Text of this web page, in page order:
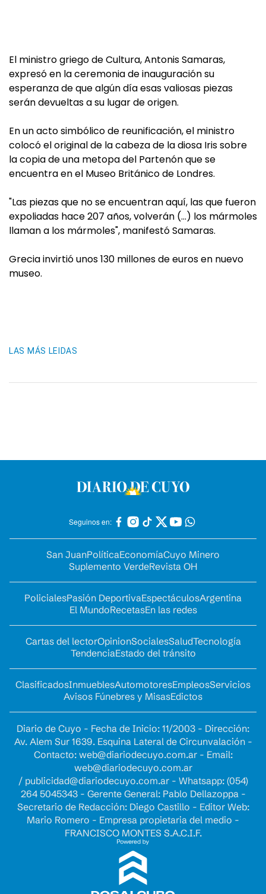
El ministro griego de Cultura, Antonis Samaras,
expresó en la ceremonia de inauguración su
esperanza de que algún día esas valiosas piezas
serán devueltas a su lugar de origen.
En un acto simbólico de reunificación, el ministro
colocó el original de la cabeza de la diosa Iris sobre
la copia de una metopa del Partenón que se
encuentra en el Museo Británico de Londres.
"Las piezas que no se encuentran aquí, las que fueron
expoliadas hace 207 años, volverán (…) los mármoles
llaman a los mármoles", manifestó Samaras.
Grecia invirtió unos 130 millones de euros en nuevo
museo.
LAS MÁS LEIDAS
Seguinos en:
San JuanPolíticaEconomíaCuyo Minero
Suplemento VerdeRevista OH
PolicialesPasión DeportivaEspectáculosArgentina
El MundoRecetasEn las redes
Cartas del lectorOpinionSocialesSaludTecnología
TendenciaEstado del tránsito
ClasificadosInmueblesAutomotoresEmpleosServicios
Avisos Fúnebres y MisasEdictos
Diario de Cuyo - Fecha de Inicio: 11/2003 - Dirección:
Av. Alem Sur 1639. Esquina Lateral de Circunvalación -
Contacto: web@diariodecuyo.com.ar- Email:
web@diariodecuyo.com.ar
/ publicidad@diariodecuyo.com.ar- Whatsapp: (054)
264 5045343 - Gerente General: Pablo Dellazoppa -
Secretario de Redacción: Diego Castillo - Editor Web:
Mario Romero - Empresa propietaria del medio -
FRANCISCO MONTES S.A.C.I.F.